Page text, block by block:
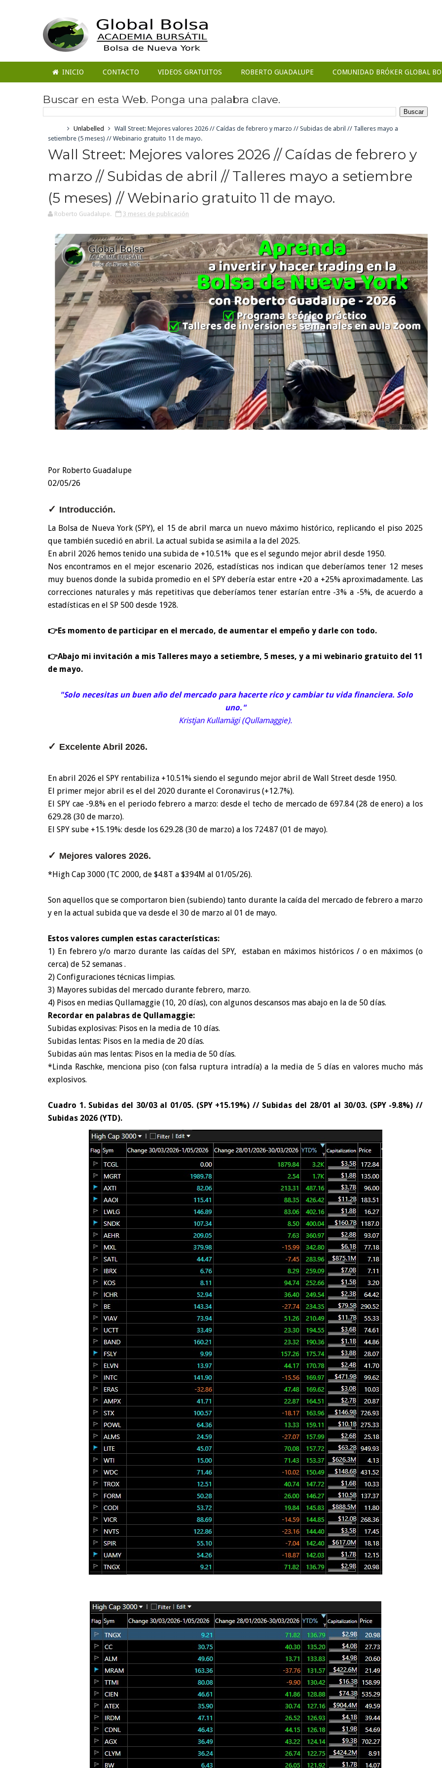
INICIO CONTACTO VIDEOS GRATUITOS ROBERTO GUADALUPE COMUNIDAD BRÓKER GLOBAL
Buscar en esta Web. Ponga una palabra clave.
Unlabelled
Wall Street: Mejores valores 2026 // Caídas de febrero y marzo // Subidas de abril // Talleres mayo a
setiembre (5 meses) // Webinario gratuito 11 de mayo.
Wall Street: Mejores valores 2026 // Caídas de febrero y
marzo // Subidas de abril // Talleres mayo a setiembre
(5 meses) // Webinario gratuito 11 de mayo.
Roberto Guadalupe. 3 meses de publicación
Por Roberto Guadalupe
02/05/26
✓ Introducción.
La Bolsa de Nueva York (SPY), el 15 de abril marca un nuevo máximo histórico, replicando el piso 2025
que también sucedió en abril. La actual subida se asimila a la del 2025.
En abril 2026 hemos tenido una subida de +10.51% que es el segundo mejor abril desde 1950.
Nos encontramos en el mejor escenario 2026, estadísticas nos indican que deberíamos tener 12 meses
muy buenos donde la subida promedio en el SPY debería estar entre +20 a +25% aproximadamente. Las
correcciones naturales y más repetitivas que deberíamos tener estarían entre -3% a -5%, de acuerdo a
estadísticas en el SP 500 desde 1928.
👉Es momento de participar en el mercado, de aumentar el empeño y darle con todo.
👉Abajo mi invitación a mis Talleres mayo a setiembre, 5 meses, y a mi webinario gratuito del 11
de mayo.
"Solo necesitas un buen año del mercado para hacerte rico y cambiar tu vida financiera. Solo
uno."
Kristjan Kullamägi (Qullamaggie).
✓ Excelente Abril 2026.
En abril 2026 el SPY rentabiliza +10.51% siendo el segundo mejor abril de Wall Street desde 1950.
El primer mejor abril es el del 2020 durante el Coronavirus (+12.7%).
El SPY cae -9.8% en el periodo febrero a marzo: desde el techo de mercado de 697.84 (28 de enero) a los
629.28 (30 de marzo).
El SPY sube +15.19%: desde los 629.28 (30 de marzo) a los 724.87 (01 de mayo).
✓ Mejores valores 2026.
*High Cap 3000 (TC 2000, de $4.8T a $394M al 01/05/26).
Son aquellos que se comportaron bien (subiendo) tanto durante la caída del mercado de febrero a marzo
y en la actual subida que va desde el 30 de marzo al 01 de mayo.
Estos valores cumplen estas características:
1) En febrero y/o marzo durante las caídas del SPY, estaban en máximos históricos / o en máximos (o
cerca) de 52 semanas .
2) Configuraciones técnicas limpias.
3) Mayores subidas del mercado durante febrero, marzo.
4) Pisos en medias Qullamaggie (10, 20 días), con algunos descansos mas abajo en la de 50 días.
Recordar en palabras de Qullamaggie:
Subidas explosivas: Pisos en la media de 10 días.
Subidas lentas: Pisos en la media de 20 días.
Subidas aún mas lentas: Pisos en la media de 50 días.
*Linda Raschke, menciona piso (con falsa ruptura intradía) a la media de 5 días en valores mucho más
explosivos.
Cuadro 1. Subidas del 30/03 al 01/05. (SPY +15.19%) // Subidas del 28/01 al 30/03. (SPY -9.8%) //
Subidas 2026 (YTD).